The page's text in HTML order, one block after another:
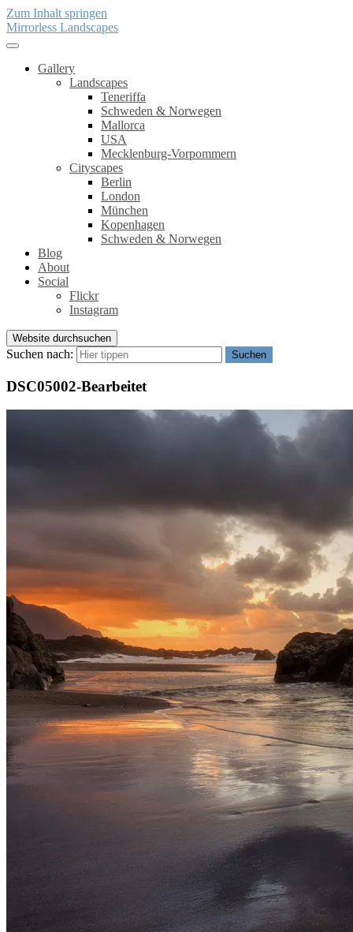
Zum Inhalt springen
Mirrorless Landscapes
Gallery
Landscapes
Teneriffa
Schweden & Norwegen
Mallorca
USA
Mecklenburg-Vorpommern
Cityscapes
Berlin
London
München
Kopenhagen
Schweden & Norwegen
Blog
About
Social
Flickr
Instagram
Website durchsuchen
Suchen nach: Suchen
DSC05002-Bearbeitet